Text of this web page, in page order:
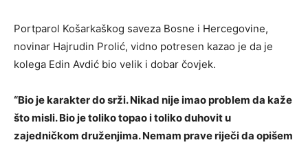
Portparol Košarkaškog saveza Bosne i Hercegovine,
novinar Hajrudin Prolić, vidno potresen kazao je da je
kolega Edin Avdić bio velik i dobar čovjek.
“Bio je karakter do srži. Nikad nije imao problem da kaže
što misli. Bio je toliko topao i toliko duhovit u
zajedničkom druženjima. Nemam prave riječi da opišem